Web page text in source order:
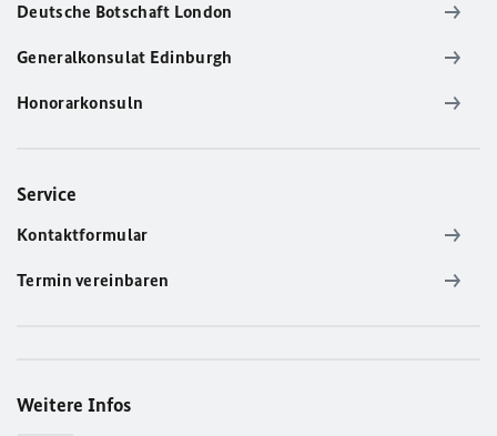
Deutsche Botschaft London
Generalkonsulat Edinburgh
Honorarkonsuln
Service
Kontaktformular
Termin vereinbaren
Weitere Infos